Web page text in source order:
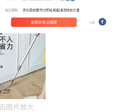
图片放大